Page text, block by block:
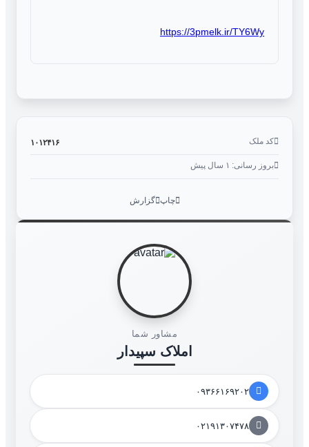
https://3pmelk.ir/TY6Wy
کد ملک ۱۰۱۲۴۱۶
بروز رسانی: ۱ سال پیش
چاپ گزارش
مشاور شما
املاک سپیدار
۰۹۳۶۶۱۶۹۲۰۲
۰۲۱۹۱۳۰۷۴۷۸